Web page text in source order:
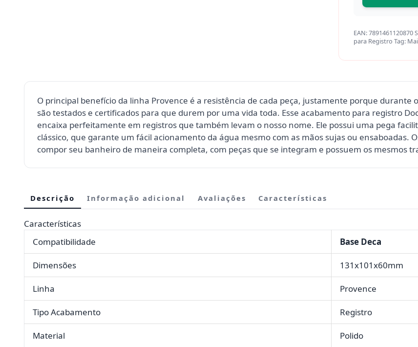
EAN:7891461120870
para Registro Tag:
O principal benefício da linha Provence é a resistência de cada peça, justamente porque durante
são testados e certificados para que durem por uma vida toda. Esse acabamento para registro
encaixa perfeitamente em registros que também levam o nosso nome. Ele possui uma pega
clássico, que garante um fácil acionamento da água mesmo com as mãos sujas ou ensaboadas.
compor seu banheiro de maneira completa, com peças que se integram e possuem os mesmos
Descrição Informação adicional Avaliações Características
Características
Compatibilidade
Base Deca
Dimensões 131x101x60mm
Linha Provence
Tipo Acabamento Registro
Material Polido